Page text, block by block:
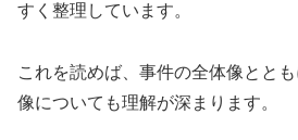
すく整理しています。
これを読めば、事件の全体像とと
像についても理解が深まります。